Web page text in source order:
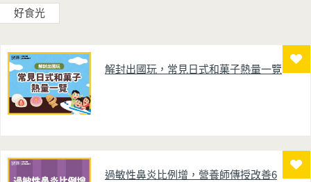
好食光
解封出國玩，常見日式和菓子熱量一覽
過敏性鼻炎比例增，營養師傳授改善6